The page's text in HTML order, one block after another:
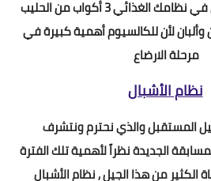
في نظامك الغذائي3أكواب من الحليب
وألبان لأن للكالسيوم أهمية كبيرة في
مرحلة الارضاع
نظام الأشبال
المستقبل والذي نحترم ونتشرف
الجديدة نظراً لأهمية تلك الفترة
الكثير من هذا الجيل , نظام الأشبال